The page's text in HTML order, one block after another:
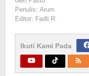
Penulis: Arum
Editor: Fadli R
Ikuti Kami Pada